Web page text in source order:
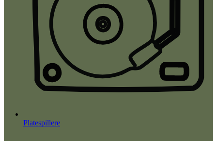
Platespillere